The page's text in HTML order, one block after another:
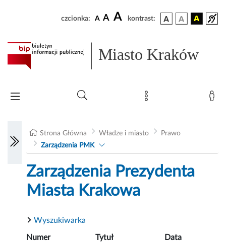
czcionka: A A A kontrast:
Miasto Kraków
Strona Główna Władze i miasto
Prawo
Zarządzenia PMK
Zarządzenia Prezydenta
Miasta Krakowa
Wyszukiwarka
Numer Tytuł
Data